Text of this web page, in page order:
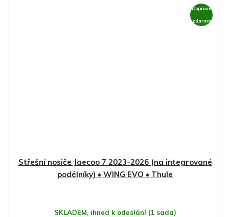
Doprava
zdarma
Střešní nosiče Jaecoo 7 2023-2026 (na integrované
podélníky) • WING EVO • Thule
SKLADEM, ihned k odeslání (1 sada)